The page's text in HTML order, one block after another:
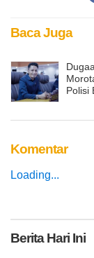
Baca Juga
Polisi
Komentar
Loading...
BeritaHari Ini